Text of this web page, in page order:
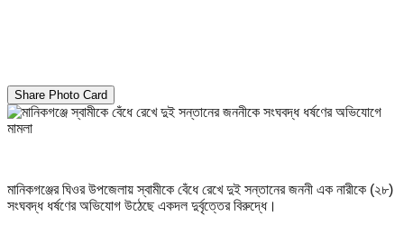
Share Photo Card
মানিকগঞ্জের ঘিওর উপজেলায় স্বামীকে বেঁধে রেখে দুই সন্তানের জননী এক নারীকে (২৮)
সংঘবদ্ধ ধর্ষণের অভিযোগ উঠেছে একদল দুর্বৃত্তের বিরুদ্ধে।